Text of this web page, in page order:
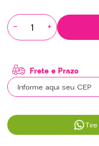
- +